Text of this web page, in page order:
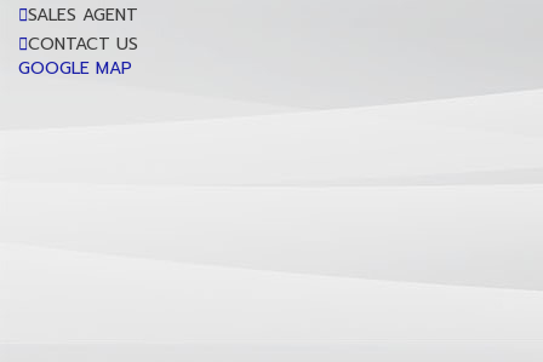
SALES AGENT
CONTACT US
GOOGLE MAP